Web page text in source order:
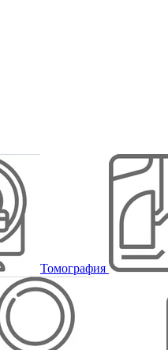
Томография